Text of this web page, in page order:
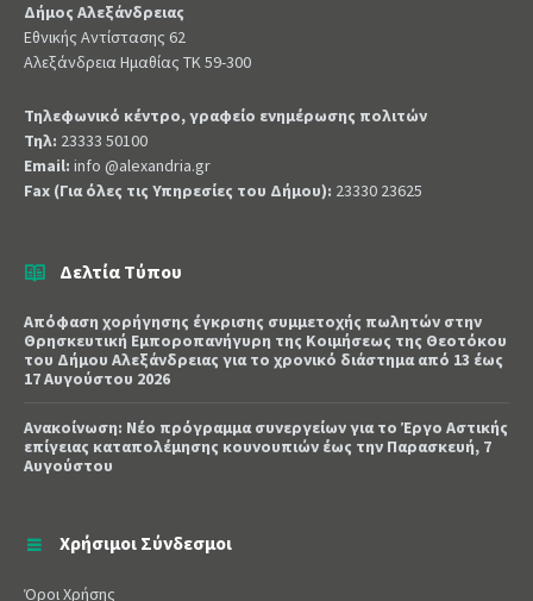
Δήμος Αλεξάνδρειας
Εθνικής Αντίστασης 62
Αλεξάνδρεια Ημαθίας ΤΚ 59-300
Τηλεφωνικό κέντρο, γραφείο ενημέρωσης πολιτών
Τηλ: 23333 50100
Email: info @alexandria.gr
Fax (Για όλες τις Υπηρεσίες του Δήμου): 23330 23625
Δελτία Τύπου
Απόφαση χορήγησης έγκρισης συμμετοχής πωλητών στην
Θρησκευτική Εμποροπανήγυρη της Κοιμήσεως της Θεοτόκου
του Δήμου Αλεξάνδρειας για το χρονικό διάστημα από 13 έως
17 Αυγούστου 2026
Ανακοίνωση: Νέο πρόγραμμα συνεργείων για το Έργο Αστικής
επίγειας καταπολέμησης κουνουπιών έως την Παρασκευή, 7
Αυγούστου
Χρήσιμοι Σύνδεσμοι
Όροι Χρήσης